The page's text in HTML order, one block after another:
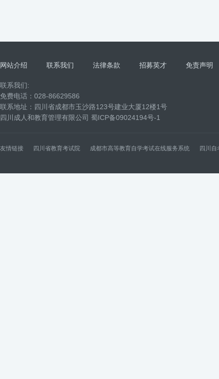
网站介绍 联系我们 法律条款 招募英才 免责声明
联系我们:
免费电话：028-86629586
联系地址：四川省成都市玉沙路123号建业大厦12楼1号
四川成人和教育管理有限公司 蜀ICP备09024194号-1
友情链接 四川省教育考试院 成都市高等教育自学考试在线服务系统 四川